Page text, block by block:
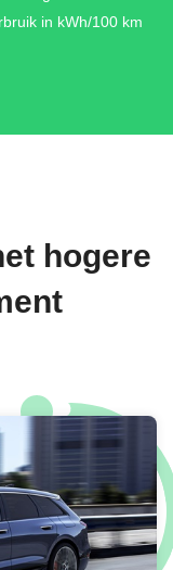
in kWh/100 km